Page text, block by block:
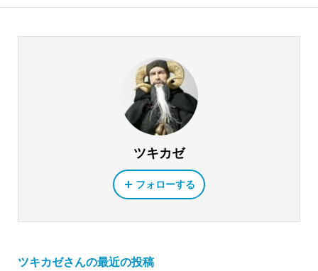
ツキカゼ
フォローする
ツキカゼさんの最近の投稿